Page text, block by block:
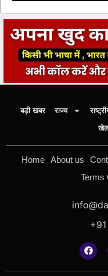
बड़ी खबर राज्य
Home About us
Terms